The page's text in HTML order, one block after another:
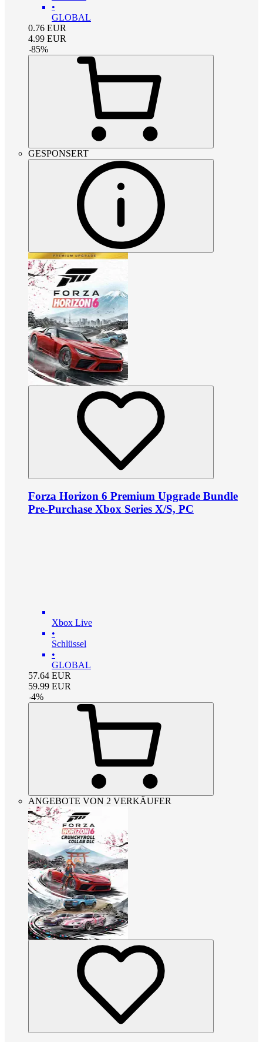
•
GLOBAL
0.76 EUR
4.99 EUR
-85%
GESPONSERT
Forza Horizon 6 Premium Upgrade Bundle
Pre-Purchase Xbox Series X/S, PC
Xbox Live
•
Schlüssel
•
GLOBAL
57.64 EUR
59.99 EUR
-4%
ANGEBOTE VON 2 VERKÄUFER